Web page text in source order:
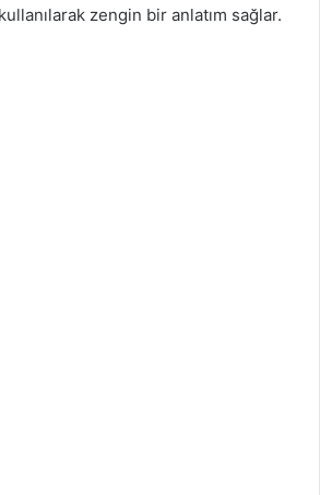
zengin bir anlatım sağlar.